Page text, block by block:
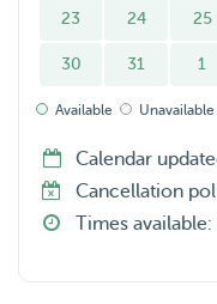
23 24 25
30 31 1
Available Unavailable
Calendar
Cancellation
Times available: